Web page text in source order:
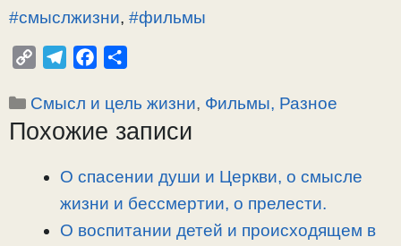
#смыслжизни, #фильмы
p
y
l
e
r
c
e
o
п
р
в
и
Рубрики
Смысл и цель жизни, Фильмы, Разное
Похожие записи
О спасении души и Церкви, о смысле
жизни и бессмертии, о прелести.
О воспитании детей и происходящем в